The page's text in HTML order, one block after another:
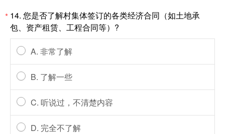
* 14. 您是否了解村集体签订的各类经济合同（如土地承
包、资产租赁、工程合同等）?
A. 非常了解
B. 了解一些
C. 听说过，不清楚内容
D. 完全不了解